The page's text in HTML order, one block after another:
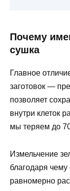
Почему
сушка
Главное
заготовок —
позволяет
внутри клеток
мы теряем до
Измельчение
благодаря
равномерно